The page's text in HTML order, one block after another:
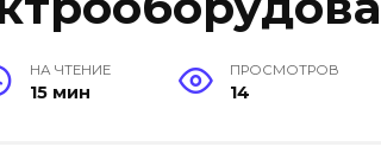
НА ЧТЕНИЕ
15 мин
ПРОСМОТРОВ
14